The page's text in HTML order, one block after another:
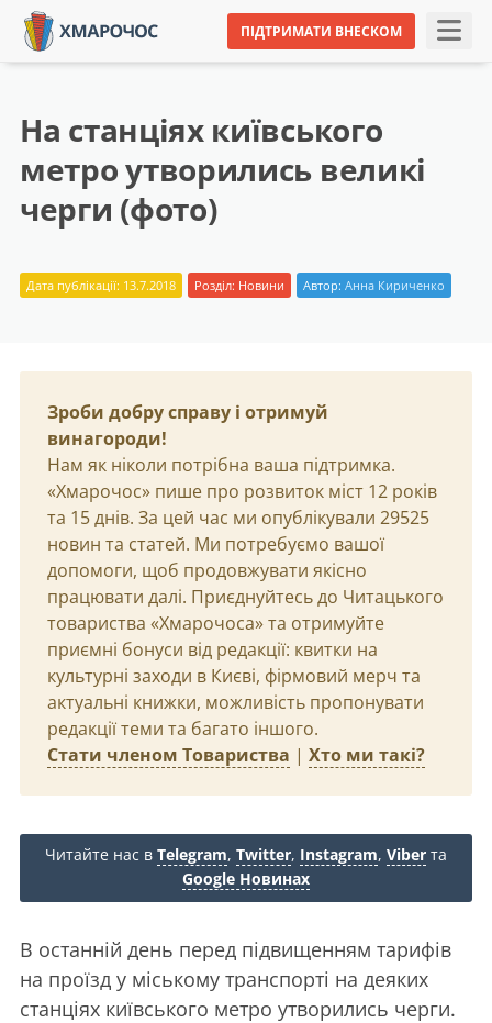
ПІДТРИМАТИ ВНЕСКОМ
На станціях київського
метро утворились великі
черги (фото)
Дата публікації: 13.7.2018 Розділ: Новини Автор: Анна Кириченко
Зроби добру справу і отримуй
винагороди!
Нам як ніколи потрібна ваша підтримка.
«Хмарочос» пише про розвиток міст 12 років
та 15 днів. За цей час ми опублікували 29525
новин та статей. Ми потребуємо вашої
допомоги, щоб продовжувати якісно
працювати далі. Приєднуйтесь до Читацького
товариства «Хмарочоса» та отримуйте
приємні бонуси від редакції: квитки на
культурні заходи в Києві, фірмовий мерч та
актуальні книжки, можливість пропонувати
редакції теми та багато іншого.
Стати членом Товариства | Хто ми такі?
Читайте нас в Telegram, Twitter, Instagram, Viber та
Google Новинах
В останній день перед підвищенням тарифів
на проїзд у міському транспорті на деяких
станціях київського метро утворились черги.